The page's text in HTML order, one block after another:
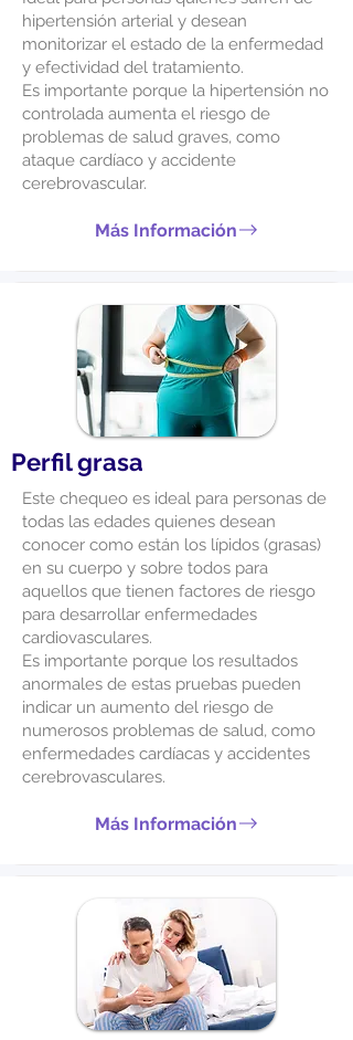
hipertensión arterial y desean
monitorizar el estado de la enfermedad
y efectividad del tratamiento.
Es importante porque la hipertensión no
controlada aumenta el riesgo de
problemas de salud graves, como
ataque cardíaco y accidente
cerebrovascular.
Más Información
Perfil grasa
Este chequeo es ideal para personas de
todas las edades quienes desean
conocer como están los lípidos (grasas)
en su cuerpo y sobre todos para
aquellos que tienen factores de riesgo
para desarrollar enfermedades
cardiovasculares.
Es importante porque los resultados
anormales de estas pruebas pueden
indicar un aumento del riesgo de
numerosos problemas de salud, como
enfermedades cardíacas y accidentes
cerebrovasculares.
Más Información